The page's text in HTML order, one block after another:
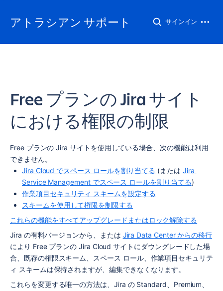
アトラシアン サポート サインイン
Free プランの Jira サイト
における権限の制限
Free プランの Jira サイトを使用している場合、次の機能は利用
できません。
Jira Cloud でスペース ロールを割り当てる (または Jira
Service Management でスペース ロールを割り当てる)
作業項目セキュリティ スキームを設定する
スキームを使用して権限を制限する
これらの機能をすべてアップグレードまたはロック解除する
Jira の有料バージョンから、または Jira Data Center からの移行
により Free プランの Jira Cloud サイトにダウングレードした場
合、既存の権限スキーム、
スペース ロール、作業項目セキュリテ
ィ スキームは保持されますが、編集できなくなります。
これらを変更する唯一の方法は、Jira の Standard、Premium、